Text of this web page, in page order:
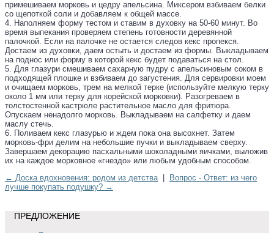
примешиваем морковь и цедру апельсина. Миксером взбиваем белки
со щепоткой соли и добавляем к общей массе.
4. Наполняем форму тестом и ставим в духовку на 50-60 минут. Во
время выпекания проверяем степень готовности деревянной
палочкой. Если на палочке не остается следов кекс пропекся.
Достаем из духовки, даем остыть и достаем из формы. Выкладываем
на поднос или форму в которой кекс будет подаваться на стол.
5. Для глазури смешиваем сахарную пудру с апельсиновым соком в
подходящей плошке и взбиваем до загустения. Для сервировки моем
и очищаем морковь, трем на мелкой терке (используйте мелкую терку
около 1 мм или терку для корейской морковки). Разогреваем в
толстостенной кастрюле растительное масло для фритюра.
Опускаем ненадолго морковь. Выкладываем на салфетку и даем
маслу стечь.
6. Поливаем кекс глазурью и ждем пока она высохнет. Затем
морковь-фри делим на небольшие пучки и выкладываем сверху.
Завершаем декорацию пасхальными шоколадными яичками, выложив
их на каждое морковное «гнездо» или любым удобным способом.
← Доска вдохновения: родом из детства
Вопрос - Ответ: из чего
лучше покупать подушку? →
ПРЕДЛОЖЕНИЕ